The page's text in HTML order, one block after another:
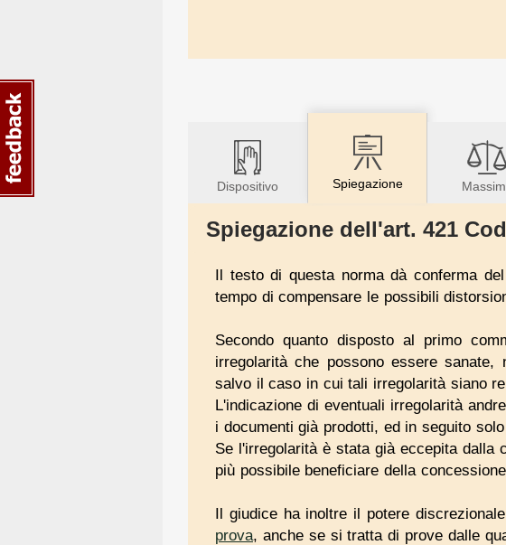
Dispositivo Spiegazione
Spiegazione dell'art. 421
Il testo di questa norma dà conferma
tempo di compensare le possibili
Secondo quanto disposto al primo
irregolarità che possono essere
salvo il caso in cui tali irregolarità siano
L'indicazione di eventuali irregolarità
i documenti già prodotti, ed in seguito
Se l'irregolarità è stata già eccepita dalla
più possibile beneficiare della
Il giudice ha inoltre il potere
prova, anche se si tratta di prove dalle